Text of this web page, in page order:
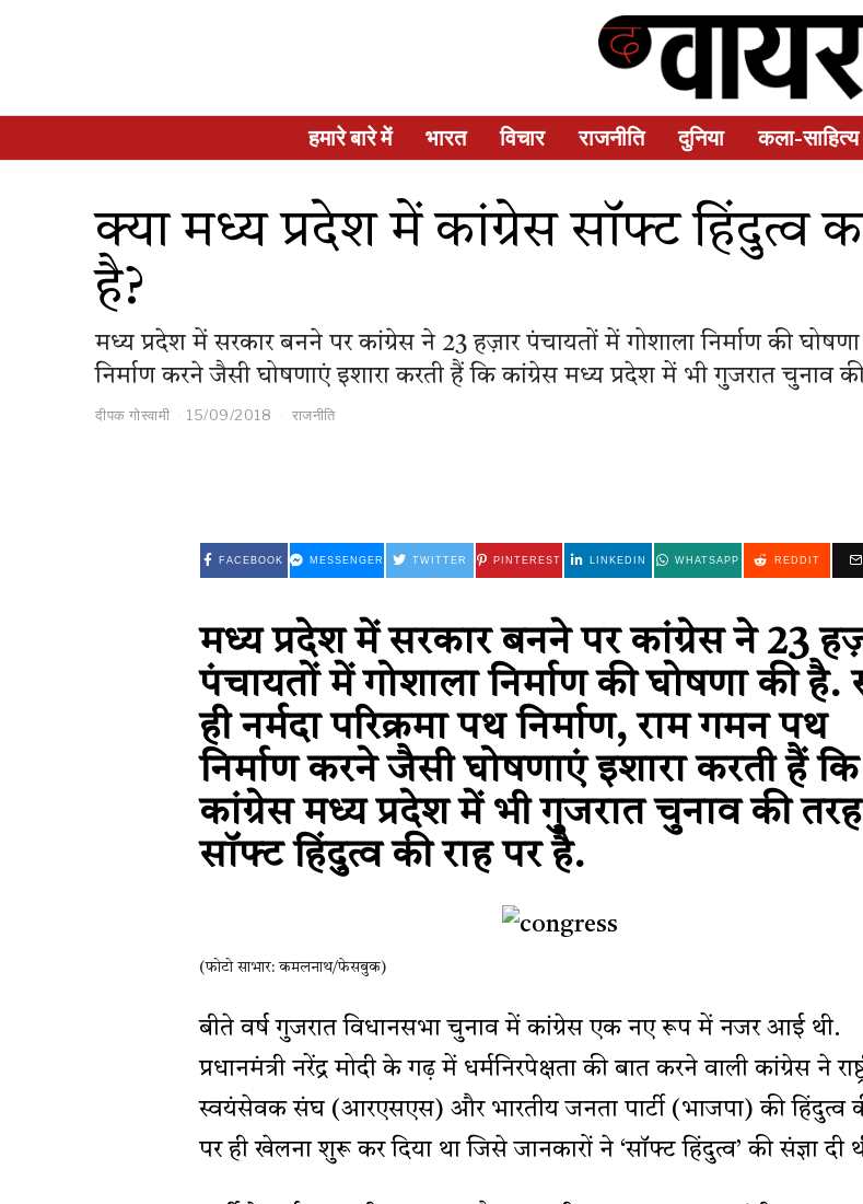
हमारे बारे में भारत विचार राजनीति दुनिया कला-साहित्य
क्या मध्य प्रदेश में कांग्रेस सॉफ्ट हिंदुत्व
है?
मध्य प्रदेश में सरकार बनने पर कांग्रेस ने 23 हज़ार पंचायतों में गोशाला निर्माण की
निर्माण करने जैसी घोषणाएं इशारा करती हैं कि कांग्रेस मध्य प्रदेश में भी गुजरात चुनाव
दीपक गोस्वामी 15/09/2018 राजनीति
FACEBOOK MESSENGER TWITTER PINTEREST LINKEDIN WHATSAPP REDDIT
मध्य प्रदेश में सरकार बनने पर कांग्रेस ने 23
पंचायतों में गोशाला निर्माण की घोषणा की है.
ही नर्मदा परिक्रमा पथ निर्माण, राम गमन पथ
निर्माण करने जैसी घोषणाएं इशारा करती हैं कि
कांग्रेस मध्य प्रदेश में भी गुजरात चुनाव की तरह
सॉफ्ट हिंदुत्व की राह पर है.
(फोटो साभार: कमलनाथ/फेसबुक)
बीते वर्ष गुजरात विधानसभा चुनाव में कांग्रेस एक नए रूप में नजर आई थी.
प्रधानमंत्री नरेंद्र मोदी के गढ़ में धर्मनिरपेक्षता की बात करने वाली कांग्रेस ने
स्वयंसेवक संघ (आरएसएस) और भारतीय जनता पार्टी (भाजपा) की हिंदुत्व
पर ही खेलना शुरू कर दिया था जिसे जानकारों ने ‘सॉफ्ट हिंदुत्व’ की संज्ञा दी